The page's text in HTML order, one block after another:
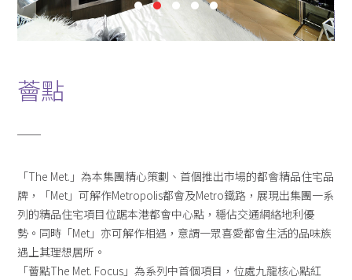
薈點
「The Met.」為本集團精心策劃、首個推出市場的都會精品住宅品
牌，「Met」可解作Metropolis都會及Metro鐵路，展現出集團一系
列的精品住宅項目位踞本港都會中心點，穩佔交通網絡地利優
勢。同時「Met」亦可解作相遇，意謂一眾喜愛都會生活的品味族
遇上其理想居所。
「薈點The Met. Focus」為系列中首個項目，位處九龍核心點紅